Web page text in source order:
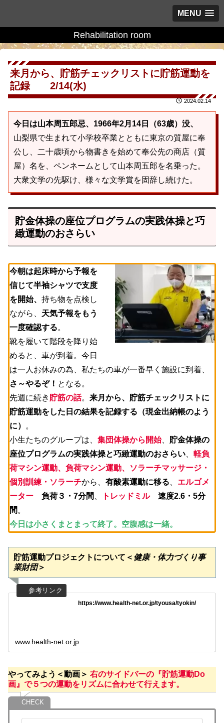
MENU
Rehabilitation room
来月から、貯筋チェックリストに貯筋運動を
記録 2/14(水)
2024.02.14
今日は山本周五郎忌、1966年2月14日（63歳）没、
山梨県で生まれて小学校卒業とともに東京の質屋に奉
公し、二十歳頃から物書きを始めて奉公先の商店（質
屋）名を、ペンネームとして山本周五郎を名乗った。
大衆文学の先駆け、様々な文学賞を固辞し続けた。
貯金体操の座位プログラムの実践体操と巧
緻運動のおさらい
今朝は起床時から予報を
信じて半袖シャツで支度
を開始、 持ち物を点検し
ながら、 天気予報をもう
一度確認する。
靴を履いて階段を降り始
めると、車が到着。今日
は一人お休みの為、私たちの車が一番早く施設に到着、
さ～やるぞ！ となる。
先週に続き 貯筋の話。 来月から、貯筋チェックリストに
貯筋運動をした日の結果を記録する（現金出納帳のよう
に）
。
小生たちのグループは、 集団体操から開始、 貯金体操の
座位プログラムの実践体操と巧緻運動のおさらい
軽負
荷マシン運動、負荷マシン運動、ソラーチマッサージ・
個別訓練・ソラーチから、 有酸素運動に移る
エルゴメ
ーター
負荷３・7分間 トレッドミル
速度2.6・5分
間 。
今日は小さくまとまって終了。空腹感は一緒。
貯筋運動プロジェクトについて＜ 健康・体力づくり事
業財団＞
https://www.health-net.or.jp/tyousa/tyokin/
www.health-net.or.jp
やってみよう＜動画＞ 右のサイドバーの『貯筋運動Do
画』で５つの運動をリズムに合わせて行えます。